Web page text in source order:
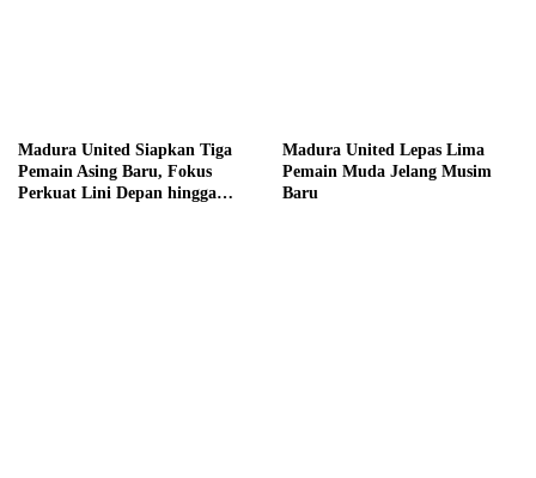
Madura United Siapkan Tiga
Pemain Asing Baru, Fokus
Perkuat Lini Depan hingga
Madura United Lepas Lima
Pemain Muda Jelang Musim
Baru